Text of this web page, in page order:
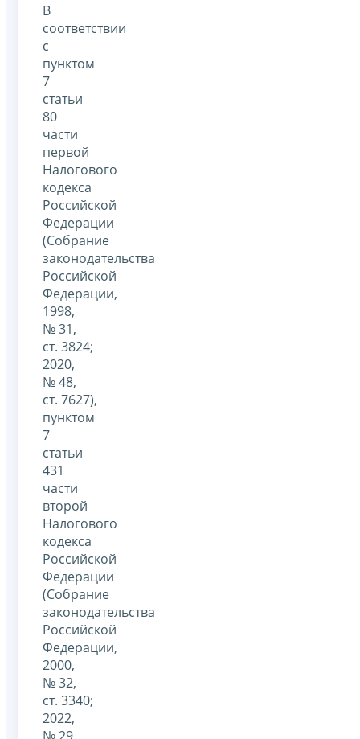
В
соответствии
с
пунктом
7
статьи
80
части
первой
Налогового
кодекса
Российской
Федерации
(Собрание
законодательства
Российской
Федерации,
1998,
№ 31,
ст. 3824;
2020,
№ 48,
ст. 7627),
пунктом
7
статьи
431
части
второй
Налогового
кодекса
Российской
Федерации
(Собрание
законодательства
Российской
Федерации,
2000,
№ 32,
ст. 3340;
2022,
№ 29,